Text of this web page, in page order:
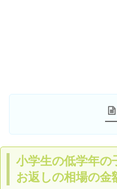
小学生の低学年の
お返しの相場の金